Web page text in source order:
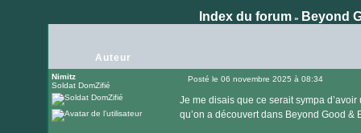
Index du forum» Beyond
Auteur
Nimitz
Soldat DomZifié
Posté le 06 novembre 2025 à 08:34
Je me disais que ce serait sympa
qu’on a découvert dans Beyond Good &